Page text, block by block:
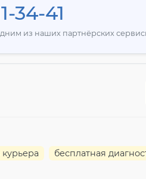
34-41
из наших партнёрских
бесплатная